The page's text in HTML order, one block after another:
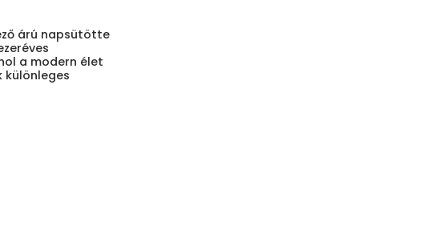
árú napsütötte
a modern élet
különleges